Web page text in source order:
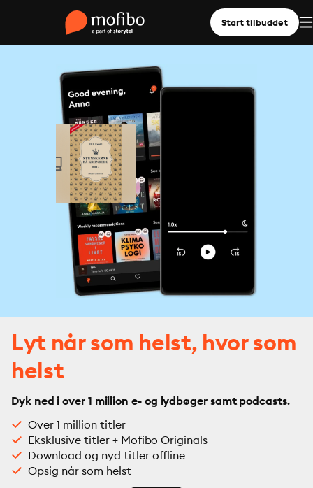
Start tilbuddet
Lyt når som helst, hvor som
helst
Dyk ned i over 1 million e- og lydbøger samt podcasts.
Over 1 million titler
Eksklusive titler + Mofibo Originals
Download og nyd titler offline
Opsig når som helst